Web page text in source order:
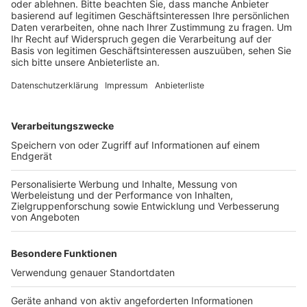
Veröffentlicht:Freitag, 21.08.2020 14:33
Anzeige
und dann wieder aufgestellt werden.
Anzeige